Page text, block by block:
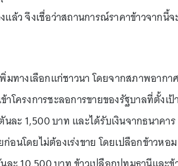
ล้ว จึงเชื่อว่าสถานการณ์ราคาข้าวจากนี้จ
ทางเลือกแก่ชาวนา โดยจากสภาพอากา
โครงการชะลอการขายของรัฐบาลที่ตั้งเป้
ละ 1,500 บาท และได้รับเงินจากธนาคาร
อนโดยไม่ต้องเร่งขาย โดยเปลือกข้าวหอม